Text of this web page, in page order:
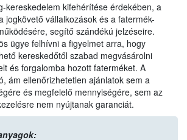
kereskedelem kifehérítése érdekében, a
jogkövető vállalkozások és a fatermék-
segítő szándékú jelzéseire.
ügye felhívni a figyelmet arra, hogy
kereskedőtől szabad megvásárolni
és forgalomba hozott faterméket. A
ám ellenőrizhetetlen ajánlatok sem a
és megfelelő mennyiségére, sem az
nem nyújtanak garanciát.